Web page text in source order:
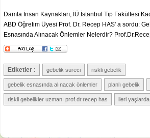
Damla İnsan Kaynakları, İÜ.İstanbul Tıp Fakültesi
ABD Öğretim Üyesi Prof. Dr. Recep HAS' a sordu:
Esnasında Alınacak Önlemler Nelerdir?
Etiketler : gebelik süreci riskli gebelik
gebelik esnasında alınacak önlemler planlı gebelik
riskli gebelikler uzmanı prof.dr.recep has ileri